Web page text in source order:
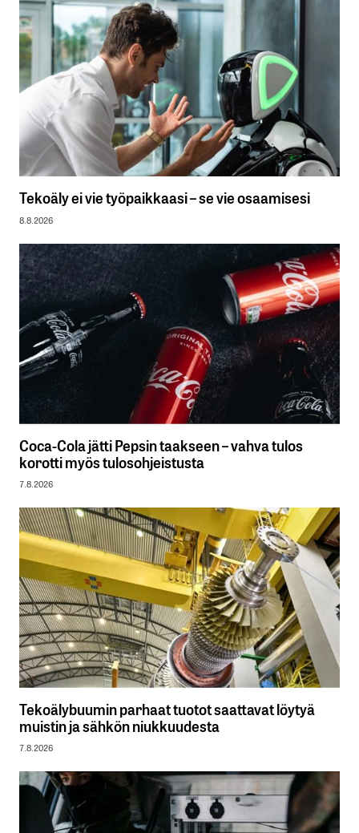
Tekoäly ei vie työpaikkaasi – se vie osaamisesi
8.8.2026
Coca-Cola jätti Pepsin taakseen – vahva tulos
korotti myös tulosohjeistusta
7.8.2026
Tekoälybuumin parhaat tuotot saattavat löytyä
muistin ja sähkön niukkuudesta
7.8.2026